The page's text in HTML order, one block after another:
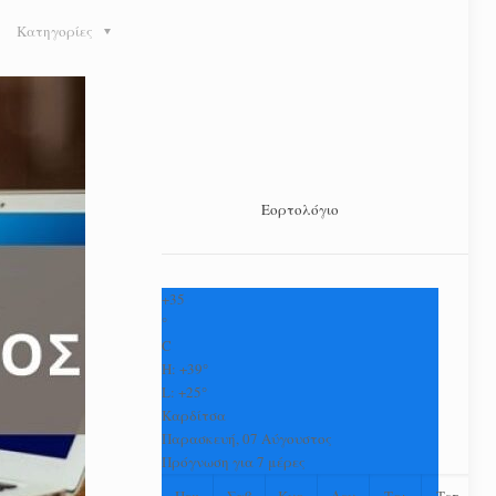
Κατηγορίες
Εορτολόγιο
+35
°
C
H:+39°
L:+25°
Καρδίτσα
Παρασκευή, 07 Αύγουστος
Πρόγνωση για 7 μέρες